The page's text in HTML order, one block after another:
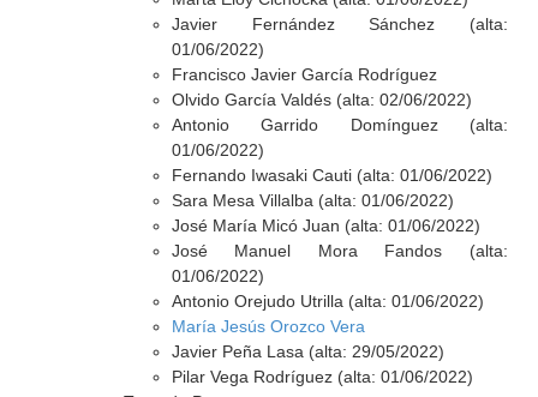
Javier Fernández Sánchez (alta:
01/06/2022)
Francisco Javier García Rodríguez
Olvido García Valdés (alta: 02/06/2022)
Antonio Garrido Domínguez (alta:
01/06/2022)
Fernando Iwasaki Cauti (alta: 01/06/2022)
Sara Mesa Villalba (alta: 01/06/2022)
José María Micó Juan (alta: 01/06/2022)
José Manuel Mora Fandos (alta:
01/06/2022)
Antonio Orejudo Utrilla (alta: 01/06/2022)
María Jesús Orozco Vera
Javier Peña Lasa (alta: 29/05/2022)
Pilar Vega Rodríguez (alta: 01/06/2022)